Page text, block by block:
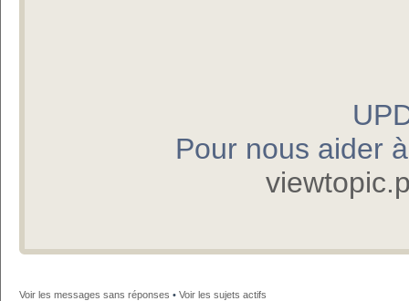
Pour nous aider
Voir les messages sans réponses • Voir les sujets actifs